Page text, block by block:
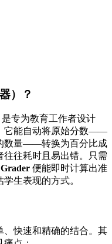
）？
是专为教育工作者设计
它能自动将原始分数——
数量——转换为百分比成
往往耗时且易出错。只需
便能即时计算出准
生表现的方式。
、快速和精确的结合。其